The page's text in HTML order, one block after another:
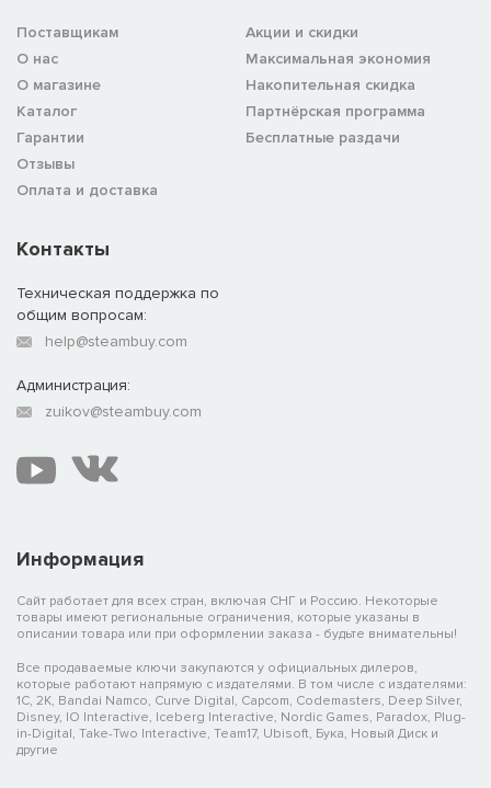
Поставщикам
О нас
О магазине
Каталог
Гарантии
Отзывы
Оплата и доставка
Акции и скидки
Максимальная экономия
Накопительная скидка
Партнёрская программа
Бесплатные раздачи
Информация
Сайт работает для всех стран, включая СНГ и Россию. Некоторые
товары имеют региональные ограничения, которые указаны в
описании товара или при оформлении заказа - будьте внимательны!
Все продаваемые ключи закупаются у официальных дилеров,
которые работают напрямую с издателями. В том числе с издателями:
1C, 2K, Bandai Namco, Curve Digital, Capcom, Codemasters, Deep Silver,
Disney, IO Interactive, Iceberg Interactive, Nordic Games, Paradox, Plug-
in-Digital, Take-Two Interactive, Team17, Ubisoft, Бука, Новый Диск и
другие
Контакты
Техническая поддержка по
общим вопросам:
help@steambuy.com
Администрация:
zuikov@steambuy.com